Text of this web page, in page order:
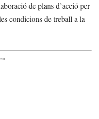
de plans d’acció per
condicions de treball a la
-